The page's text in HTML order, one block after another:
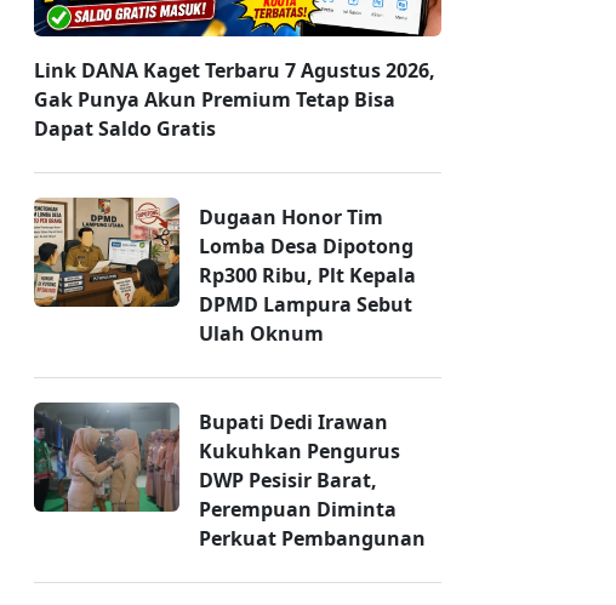
Link DANA Kaget Terbaru 7 Agustus 2026,
Gak Punya Akun Premium Tetap Bisa
Dapat Saldo Gratis
Dugaan Honor Tim
Lomba Desa Dipotong
Rp300 Ribu, Plt Kepala
DPMD Lampura Sebut
Ulah Oknum
Bupati Dedi Irawan
Kukuhkan Pengurus
DWP Pesisir Barat,
Perempuan Diminta
Perkuat Pembangunan